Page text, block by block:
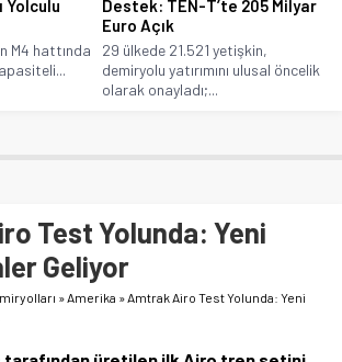
Yolculu
M4 hattında
Destek: TEN-T’te 205 Milyar
Euro Açık
29 ülkede 21.521 yetişkin,
demiryolu yatırımını ulusal öncelik
olarak onayladı;...
Test Yolunda: Yeni
Geliyor
»Amerika »Amtrak Airo Test Yolunda: Yeni